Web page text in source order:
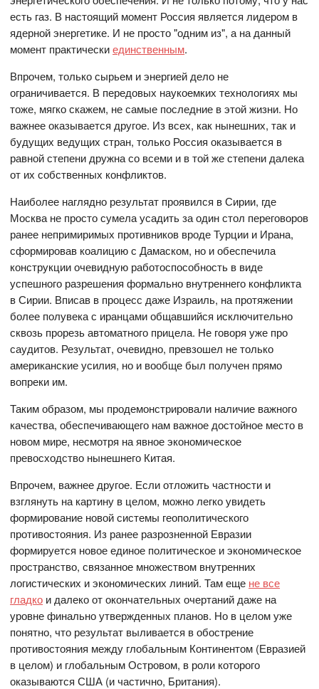
есть газ. В настоящий момент Россия является лидером в
ядерной энергетике. И не просто "одним из", а на данный
момент практическиединственным.
Впрочем, только сырьем и энергией дело не
ограничивается. В передовых наукоемких технологиях мы
тоже, мягко скажем, не самые последние в этой жизни. Но
важнее оказывается другое. Из всех, как нынешних, так и
будущих ведущих стран, только Россия оказывается в
равной степени дружна со всеми и в той же степени далека
от их собственных конфликтов.
Наиболее наглядно результат проявился в Сирии, где
Москва не просто сумела усадить за один стол переговоров
ранее непримиримых противников вроде Турции и Ирана,
сформировав коалицию с Дамаском, но и обеспечила
конструкции очевидную работоспособность в виде
успешного разрешения формально внутреннего конфликта
в Сирии. Вписав в процесс даже Израиль, на протяжении
более полувека с иранцами общавшийся исключительно
сквозь прорезь автоматного прицела. Не говоря уже про
саудитов. Результат, очевидно, превзошел не только
американские усилия, но и вообще был получен прямо
вопреки им.
Таким образом, мы продемонстрировали наличие важного
качества, обеспечивающего нам важное достойное место в
новом мире, несмотря на явное экономическое
превосходство нынешнего Китая.
Впрочем, важнее другое. Если отложить частности и
взглянуть на картину в целом, можно легко увидеть
формирование новой системы геополитического
противостояния. Из ранее разрозненной Евразии
формируется новое единое политическое и экономическое
пространство, связанное множеством внутренних
логистических и экономических линий. Там еще не все
гладко и далеко от окончательных очертаний даже на
уровне финально утвержденных планов. Но в целом уже
понятно, что результат выливается в обострение
противостояния между глобальным Континентом (Евразией
в целом) и глобальным Островом, в роли которого
оказываются США (и частично, Британия).